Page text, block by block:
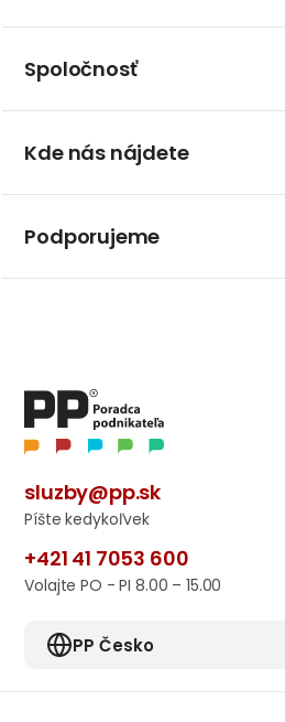
Spoločnosť
Kde nás nájdete
Podporujeme
sluzby@pp.sk
Píšte kedykoľvek
+421 41 7053 600
Volajte PO - PI 8.00 – 15.00
PP Česko